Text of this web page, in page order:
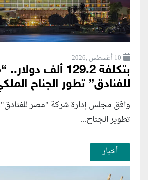
10 أغسطس ,2026
بتكلفة 129.2 ألف
للفنادق” تطور الجناح
وافق مجلس إدارة شركة "مصر
تطوير الجناح...
أخبار